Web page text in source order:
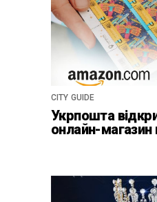
CITY GUIDE
Укрпошта
онлайн-магазин